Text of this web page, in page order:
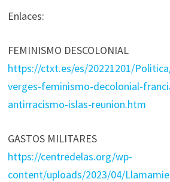
Enlaces:
FEMINISMO DESCOLONIAL
https://ctxt.es/es/20221201/
verges-feminismo-decolonial-
antirracismo-islas-reunion.htm
GASTOS MILITARES
https://centredelas.org/wp-
content/uploads/2023/04/